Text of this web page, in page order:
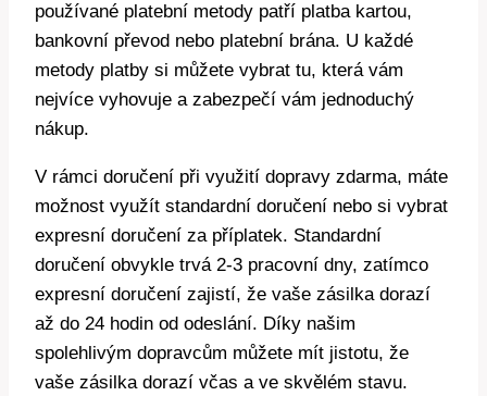
používané platební metody patří platba kartou,
bankovní převod nebo platební brána. U každé
metody platby si můžete vybrat tu, která vám
nejvíce vyhovuje a zabezpečí vám jednoduchý
nákup.
V rámci doručení při využití dopravy zdarma, máte
možnost využít standardní doručení nebo si vybrat
expresní doručení za příplatek. Standardní
doručení obvykle trvá 2-3 pracovní dny, zatímco
expresní doručení zajistí, že vaše zásilka dorazí
až do 24 hodin od odeslání. Díky našim
spolehlivým dopravcům můžete mít jistotu, že
vaše zásilka dorazí včas a ve skvělém stavu.